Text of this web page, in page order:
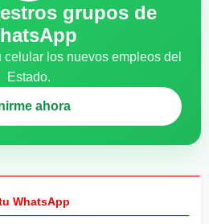
grupos de
los nuevos empleos del
Estado.
ahora
WhatsApp